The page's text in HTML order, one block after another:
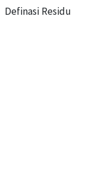
Definasi Residu